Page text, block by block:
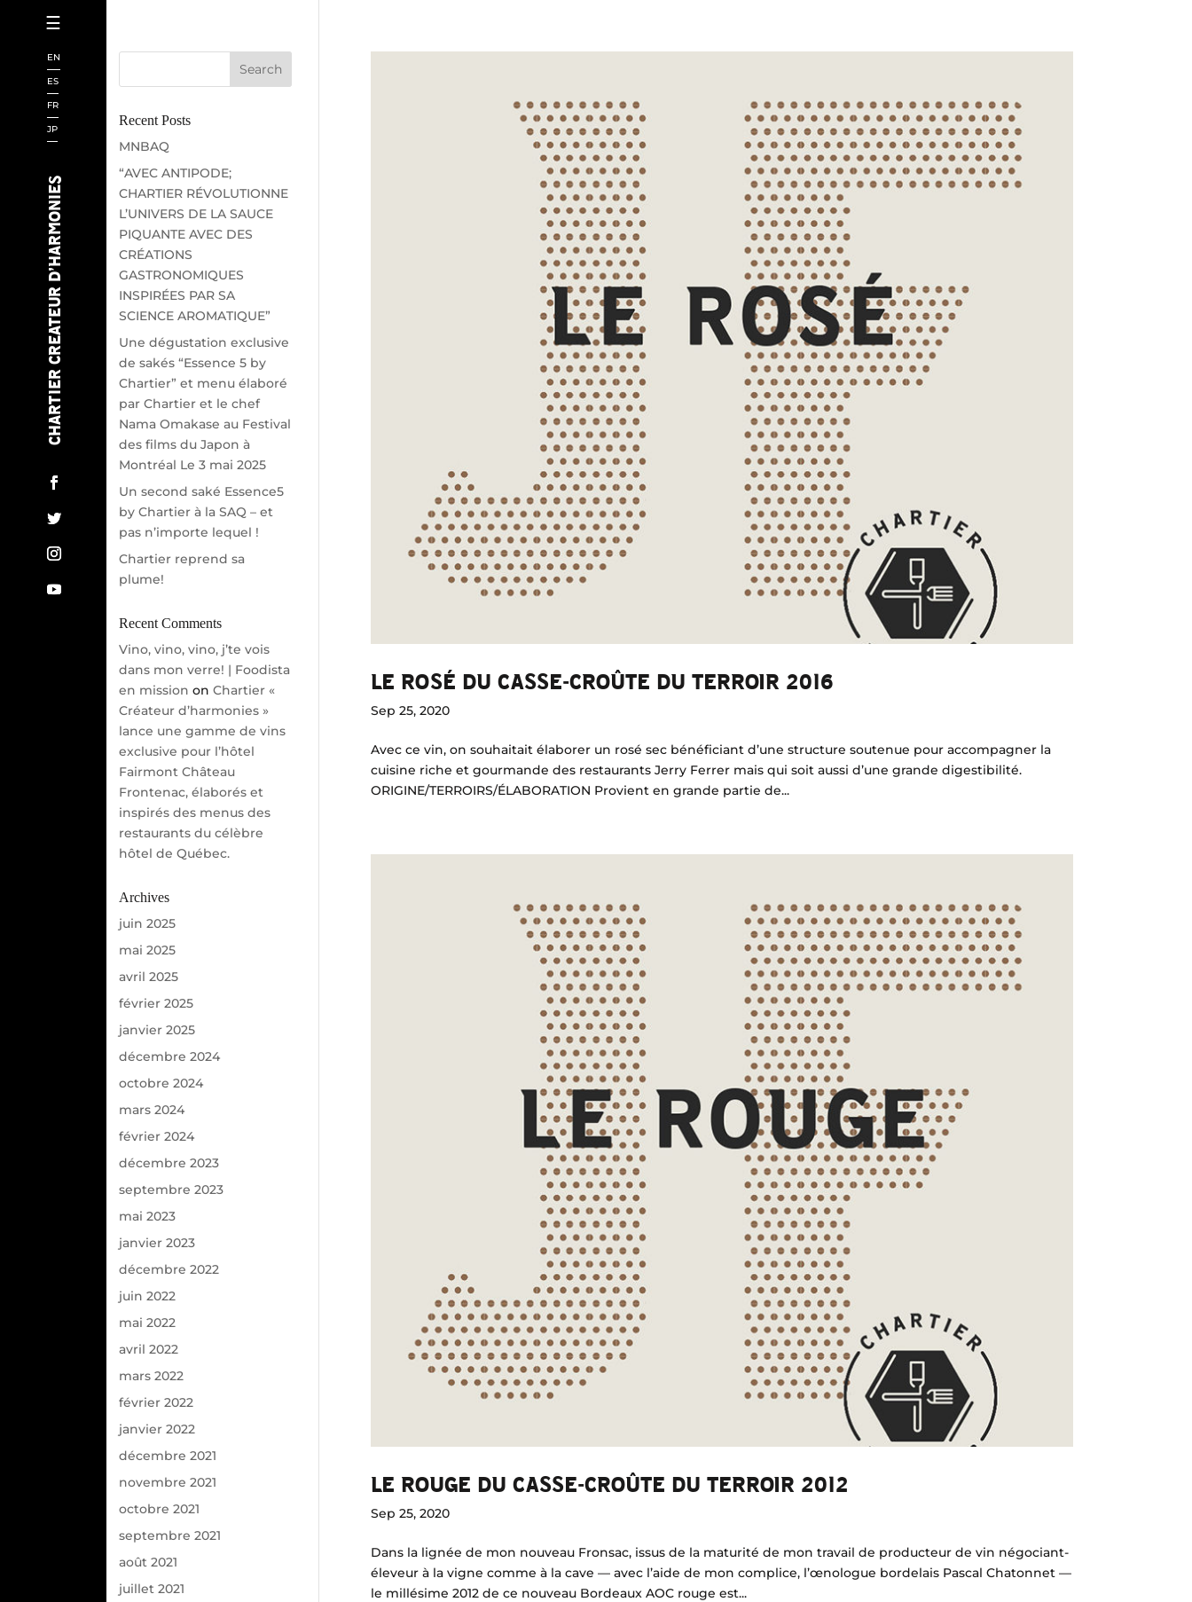
☰
EN
ES
FR
JP
CHARTIER CREATEUR D’HARMONIES
ACCUEIL
CHARTIER
SCIENCE
LIVRES
SAKÉS
CHEFS
EVENEMENTS
BIÈRES
AUDIOVISUEL
NOUVELLES
BLOGUE
RECETTES
CONFIDENTIALITÉ
LE ROSÉ DU CASSE-CROÛTE DU TERROIR 2016
Sep 25, 2020
Avec ce vin, on souhaitait élaborer un rosé sec bénéficiant d’une structure soutenue pour accompagner la
cuisine riche et gourmande des restaurants Jerry Ferrer mais qui soit aussi d’une grande digestibilité.
ORIGINE/TERROIRS/ÉLABORATION Provient en grande partie de...
LE ROUGE DU CASSE-CROÛTE DU TERROIR 2012
Sep 25, 2020
Dans la lignée de mon nouveau Fronsac, issus de la maturité de mon travail de producteur de vin négociant-
éleveur à la vigne comme à la cave — avec l’aide de mon complice, l’œnologue bordelais Pascal Chatonnet —
le millésime 2012 de ce nouveau Bordeaux AOC rouge est...
Recent Posts
MNBAQ
“AVEC ANTIPODE;
CHARTIER RÉVOLUTIONNE
L’UNIVERS DE LA SAUCE
PIQUANTE AVEC DES
CRÉATIONS
GASTRONOMIQUES
INSPIRÉES PAR SA
SCIENCE AROMATIQUE”
Une dégustation exclusive
de sakés “Essence 5 by
Chartier” et menu élaboré
par Chartier et le chef
Nama Omakase au Festival
des films du Japon à
Montréal Le 3 mai 2025
Un second saké Essence5
by Chartier à la SAQ – et
pas n’importe lequel !
Chartier reprend sa
plume!
Recent Comments
Vino, vino, vino, j’te vois
dans mon verre! | Foodista
en mission onChartier «
Créateur d’harmonies »
lance une gamme de vins
exclusive pour l’hôtel
Fairmont Château
Frontenac, élaborés et
inspirés des menus des
restaurants du célèbre
hôtel de Québec.
Archives
juin 2025
mai 2025
avril 2025
février 2025
janvier 2025
décembre 2024
octobre 2024
mars 2024
février 2024
décembre 2023
septembre 2023
mai 2023
janvier 2023
décembre 2022
juin 2022
mai 2022
avril 2022
mars 2022
février 2022
janvier 2022
décembre 2021
novembre 2021
octobre 2021
septembre 2021
août 2021
juillet 2021